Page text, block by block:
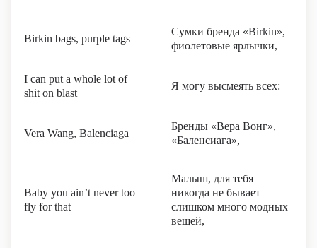
Birkin bags, purple tags
Сумки бренда «Birkin»,
фиолетовые ярлычки,
I can put a whole lot of
shit on blast
Я могу высмеять всех:
Vera Wang, Balenciaga
Бренды «Вера Вонг»,
«Баленсиага»,
Baby you ain’t never too
fly for that
Малыш, для тебя
никогда не бывает
слишком много модных
вещей,